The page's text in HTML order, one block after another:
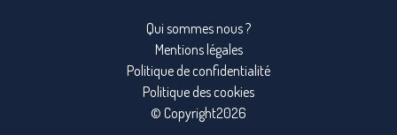
Qui sommes nous ?
Mentions légales
Politique de confidentialité
Politique des cookies
© Copyright2026